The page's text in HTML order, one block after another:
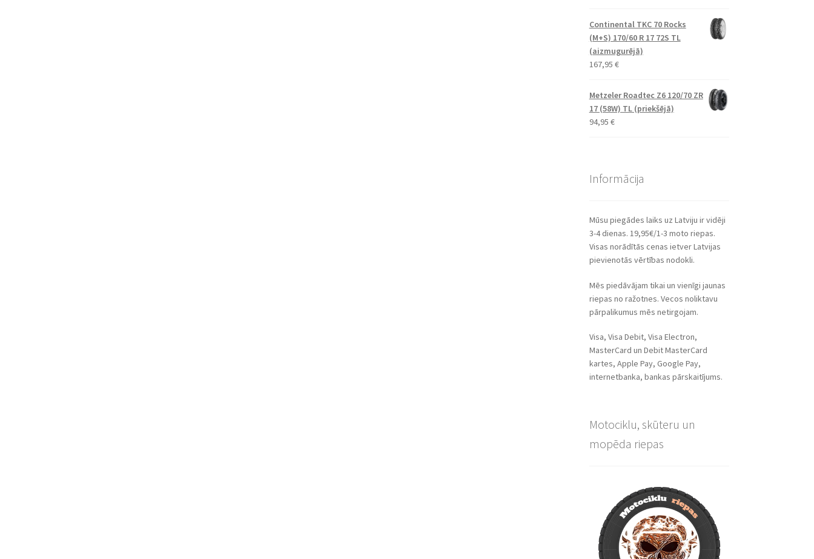
Continental TKC 70 Rocks
(M+S) 170/60 R 17 72S TL
(aizmugurējā)
167,95 €
Metzeler Roadtec Z6 120/70 ZR
17 (58W) TL (priekšējā)
94,95 €
Informācija
Mūsu piegādes laiks uz Latviju ir vidēji
3-4 dienas. 19,95€/1-3 moto riepas.
Visas norādītās cenas ietver Latvijas
pievienotās vērtības nodokli.
Mēs piedāvājam tikai un vienīgi jaunas
riepas no ražotnes. Vecos noliktavu
pārpalikumus mēs netirgojam.
Visa, Visa Debit, Visa Electron,
MasterCard un Debit MasterCard
kartes, Apple Pay, Google Pay,
internetbanka, bankas pārskaitījums.
Motociklu, skūteru un
mopēda riepas